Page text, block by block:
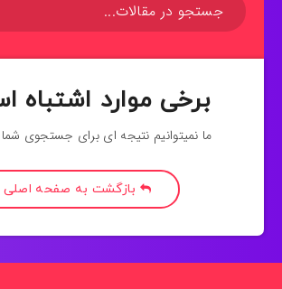
برخی موارد اشتباه
ما نمیتوانیم نتیجه ای برای جستجوی شما
بازگشت به صفحه اصلی